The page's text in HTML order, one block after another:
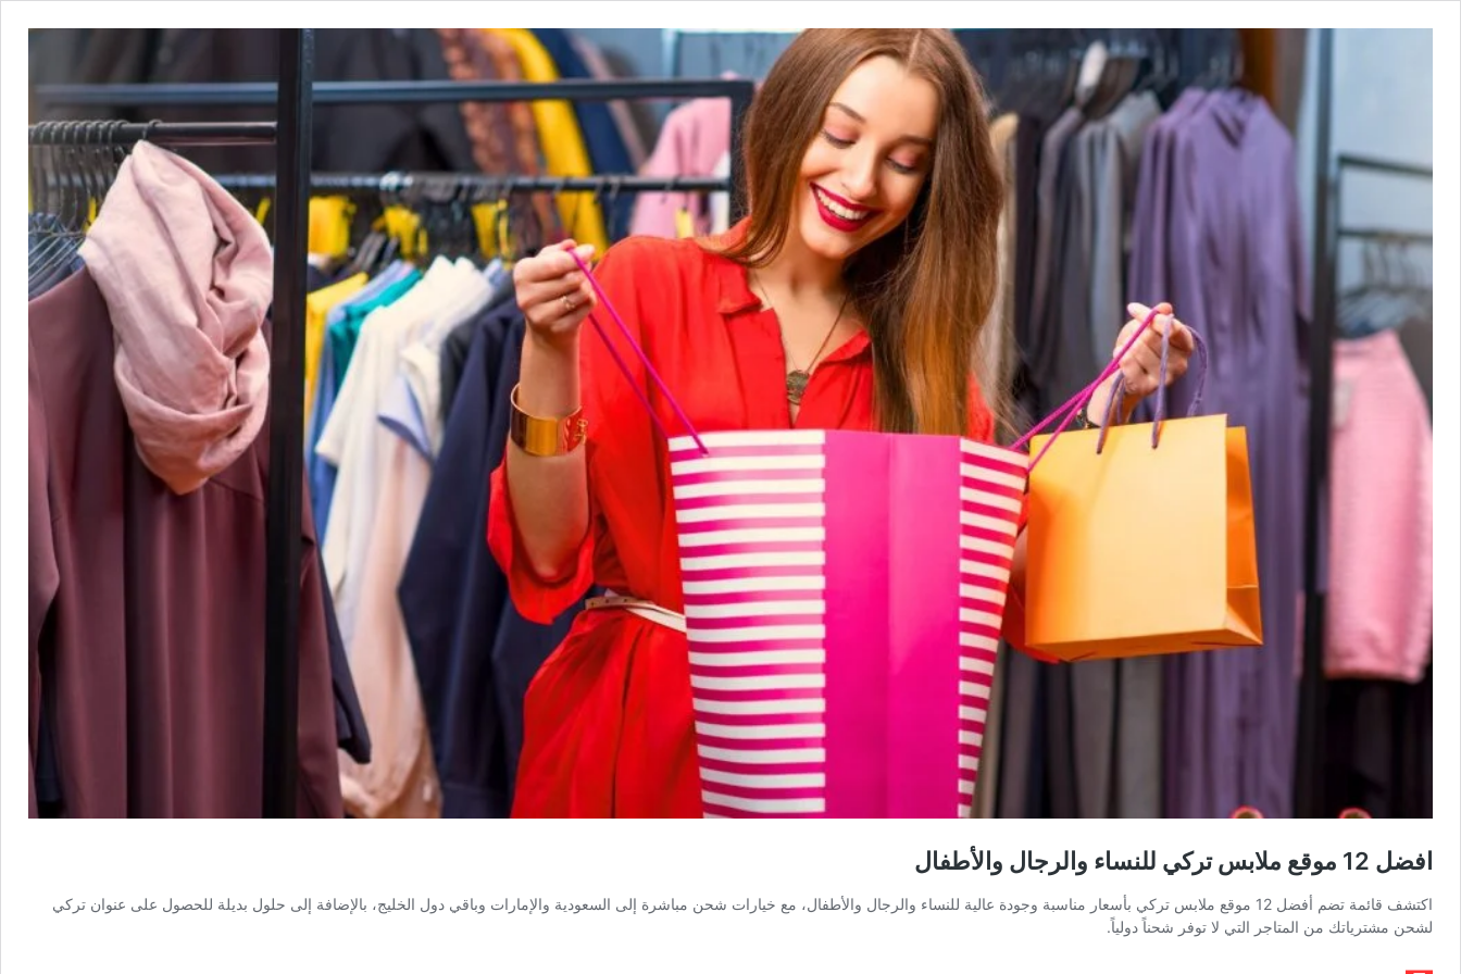
افضل 12 موقع ملابس تركي للنساء والرجال والأطفال
اكتشف قائمة تضم أفضل 12 موقع ملابس تركي بأسعار مناسبة وجودة عالية للنساء والرجال والأطفال، مع خيارات شحن مباشرة إلى السعودية والإمارات وباقي دول الخليج، بالإضافة إلى حلول بديلة للحصول على عنوان تركي
لشحن مشترياتك من المتاجر التي لا توفر شحناً دولياً.